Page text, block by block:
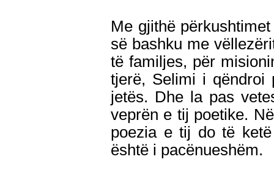
Me gjithë
së bashku me
të familjes, për
tjerë, Selimi i qëndroi
jetës. Dhe la pas
veprën e tij poetike.
poezia e tij do të
është i pacënueshëm.